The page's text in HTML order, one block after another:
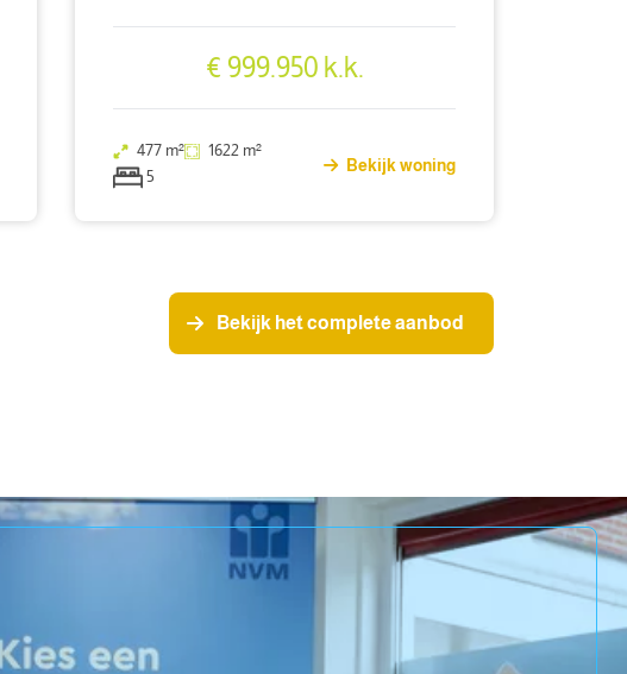
€ 999.950 k.k.
477 m²
1622 m²
5
Bekijk woning
Bekijk het complete aanbod